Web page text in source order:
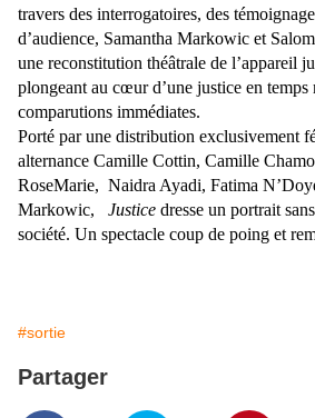
travers des interrogatoires, des
d’audience, Samantha Markowic et
une reconstitution théâtrale de l’appareil
plongeant au cœur d’une justice en temps
comparutions immédiates.
Porté par une distribution exclusivement
alternance Camille Cottin, Camille
RoseMarie, Naidra Ayadi, Fatima
Markowic, Justice dresse un portrait
société. Un spectacle coup de poing et
#sortie
Partager